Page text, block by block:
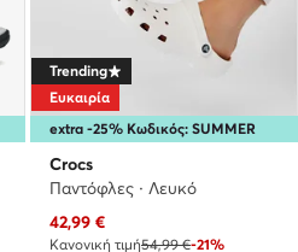
extra -25% Κωδικός: SUMMER
Trending
Ευκαιρία
Crocs
Παντόφλες · Λευκό
Τρέχουσα τιμή
42,99 €
Κανονική τιμή54,99 €-21%